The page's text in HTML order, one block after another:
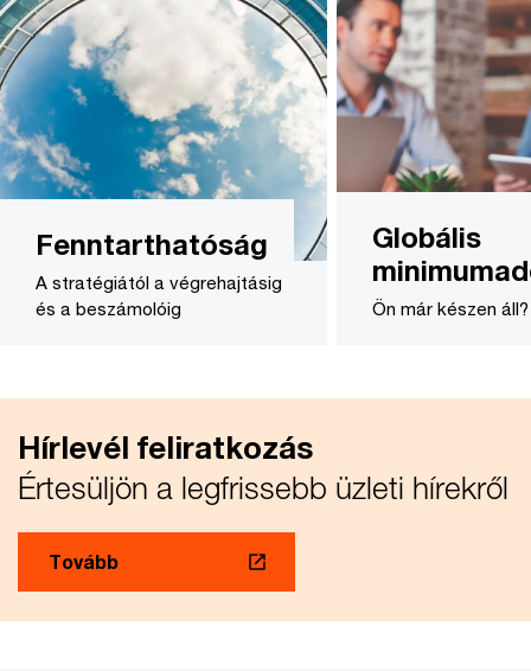
Fenntarthatóság
A stratégiától a végrehajtásig
és a beszámolóig
Globális
Ön már készen áll?
Hírlevél feliratkozás
Értesüljön a legfrissebb üzleti hírekről
Tovább